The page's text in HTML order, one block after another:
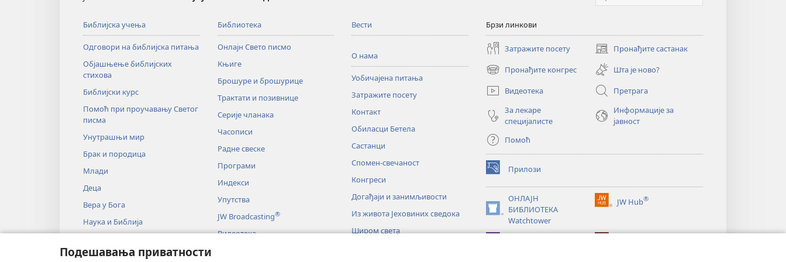
Подешавања приватности
Библијска учења
Одговори на библијска питања
Објашњење библијских
стихова
Библијски курс
Помоћ при проучавању Светог
писма
Унутрашњи мир
Брак и породица
Млади
Деца
Вера у Бога
Наука и Библија
Библиотека
Онлајн Свето писмо
Књиге
Брошуре и брошурице
Трактати и позивнице
Серије чланака
Часописи
Радне свеске
Програми
Индекси
Упутства
JW Broadcasting®
Видеотека
Вести
О нама
Уобичајена питања
Затражите посету
Контакт
Обиласци Бетела
Састанци
Спомен-свечаност
Конгреси
Догађаји и занимљивости
Из живота Јеховиних сведока
Широм света
Брзи линкови
Затражите посету Пронађите састанак
(отвара
нови
прозор)
Пронађите конгрес
(отвара
нови
прозор)
Шта је ново?
Видеотека
Претрага
За лекаре
специјалисте
Информације за
јавност
Помоћ
Прилози
(отвара
нови
прозор)ОНЛАЈН
БИБЛИОТЕКА
Watchtower
(отвара
прозор)
JW Hub®
(отвара